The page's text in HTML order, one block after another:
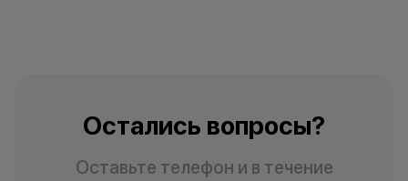
Остались вопросы?
Оставьте телефон и в течение